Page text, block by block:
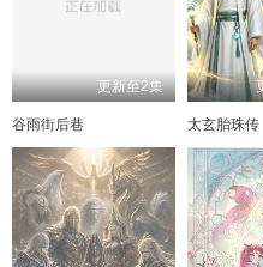
190
193 194
197 198
201
150
153 154
157 158
161 162
165 166
169 170
110
113 114
117 118
121 122
125 126
129 130
70
73 74
77 78
81 82
85 86
89 90
更新至2集
谷雨街后巷 太玄胎珠传